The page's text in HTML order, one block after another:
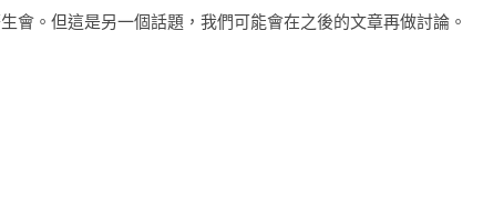
。但這是另一個話題，我們可能會在之後的文章再做討論。